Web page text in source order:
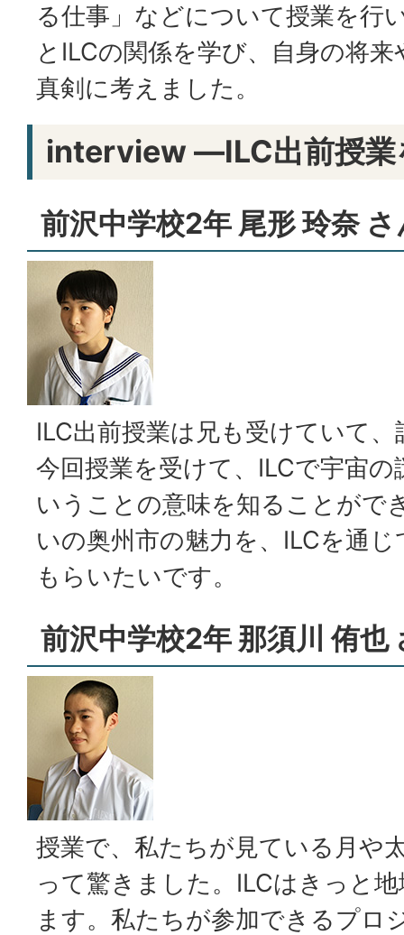
る仕事」などについて授業を行
とILCの関係を学び、自身の将
真剣に考えました。
interview ―ILC出前授
前沢中学校2年 尾形 玲奈 さ
ILC出前授業は兄も受けていて
今回授業を受けて、ILCで宇宙
いうことの意味を知ることがで
いの奥州市の魅力を、ILCを通
もらいたいです。
前沢中学校2年 那須川 侑也
授業で、私たちが見ている月や
って驚きました。ILCはきっと
ます。私たちが参加できるプロ